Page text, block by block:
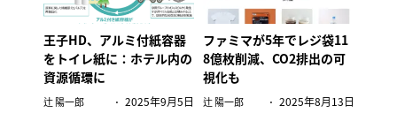
王子HD、アルミ付紙容器
をトイレ紙に：ホテル内の
資源循環に
辻 陽一郎 2025年9月5日
ファミマが5年でレジ袋11
8億枚削減、CO2排出の可
視化も
辻 陽一郎 2025年8月13日